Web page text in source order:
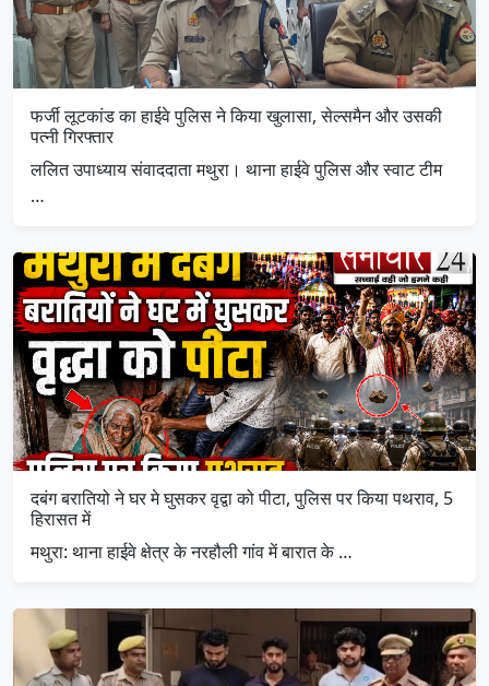
फर्जी लूटकांड का हाईवे पुलिस ने किया खुलासा, सेल्समैन और उसकी
पत्नी गिरफ्तार
ललित उपाध्याय संवाददाता मथुरा। थाना हाईवे पुलिस और स्वाट टीम
…
दबंग बरातियो ने घर मे घुसकर वृद्वा को पीटा, पुलिस पर किया पथराव, 5
हिरासत में
मथुरा: थाना हाईवे क्षेत्र के नरहौली गांव में बारात के …